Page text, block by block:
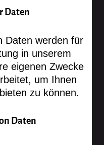
Daten
Daten werden für
in unserem
eigenen Zwecke
um Ihnen
zu können.
Daten